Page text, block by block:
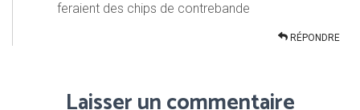
feraient des chips de contrebande
RÉPONDRE